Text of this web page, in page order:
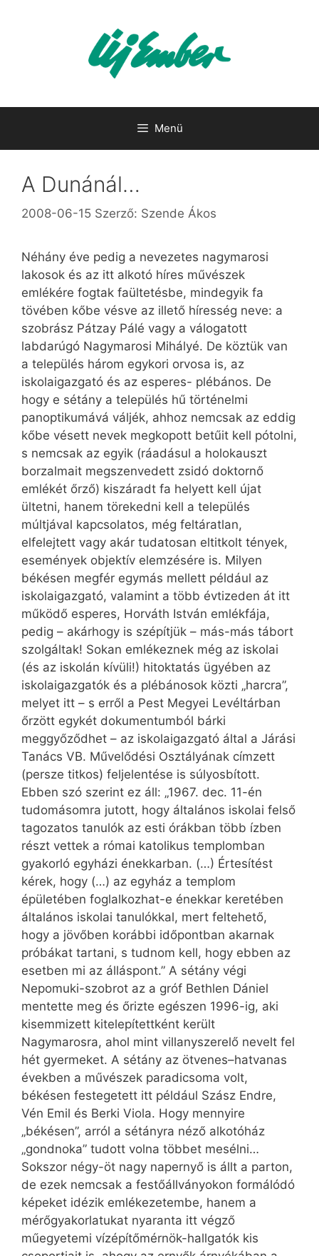
Menü
A Dunánál…
2008-06-15 Szerző: Szende Ákos
Néhány éve pedig a nevezetes nagymarosi
lakosok és az itt alkotó híres művészek
emlékére fogtak faültetésbe, mindegyik fa
tövében kőbe vésve az illető híresség neve: a
szobrász Pátzay Pálé vagy a válogatott
labdarúgó Nagymarosi Mihályé. De köztük van
a település három egykori orvosa is, az
iskolaigazgató és az esperes- plébános. De
hogy e sétány a település hű történelmi
panoptikumává váljék, ahhoz nemcsak az eddig
kőbe vésett nevek megkopott betűit kell pótolni,
s nemcsak az egyik (ráadásul a holokauszt
borzalmait megszenvedett zsidó doktornő
emlékét őrző) kiszáradt fa helyett kell újat
ültetni, hanem törekedni kell a település
múltjával kapcsolatos, még feltáratlan,
elfelejtett vagy akár tudatosan eltitkolt tények,
események objektív elemzésére is. Milyen
békésen megfér egymás mellett például az
iskolaigazgató, valamint a több évtizeden át itt
működő esperes, Horváth István emlékfája,
pedig – akárhogy is szépítjük – más-más tábort
szolgáltak! Sokan emlékeznek még az iskolai
(és az iskolán kívüli!) hitoktatás ügyében az
iskolaigazgatók és a plébánosok közti „harcra”,
melyet itt – s erről a Pest Megyei Levéltárban
őrzött egykét dokumentumból bárki
meggyőződhet – az iskolaigazgató által a Járási
Tanács VB. Művelődési Osztályának címzett
(persze titkos) feljelentése is súlyosbított.
Ebben szó szerint ez áll: „1967. dec. 11-én
tudomásomra jutott, hogy általános iskolai felső
tagozatos tanulók az esti órákban több ízben
részt vettek a római katolikus templomban
gyakorló egyházi énekkarban. (…) Értesítést
kérek, hogy (…) az egyház a templom
épületében foglalkozhat-e énekkar keretében
általános iskolai tanulókkal, mert feltehető,
hogy a jövőben korábbi időpontban akarnak
próbákat tartani, s tudnom kell, hogy ebben az
esetben mi az álláspont.” A sétány végi
Nepomuki-szobrot az a gróf Bethlen Dániel
mentette meg és őrizte egészen 1996-ig, aki
kisemmizett kitelepítettként került
Nagymarosra, ahol mint villanyszerelő nevelt fel
hét gyermeket. A sétány az ötvenes–hatvanas
években a művészek paradicsoma volt,
békésen festegetett itt például Szász Endre,
Vén Emil és Berki Viola. Hogy mennyire
„békésen”, arról a sétányra néző alkotóház
„gondnoka” tudott volna többet mesélni…
Sokszor négy-öt nagy napernyő is állt a parton,
de ezek nemcsak a festőállványokon formálódó
képeket idézik emlékezetembe, hanem a
mérőgyakorlatukat nyaranta itt végző
műegyetemi vízépítőmérnök-hallgatók kis